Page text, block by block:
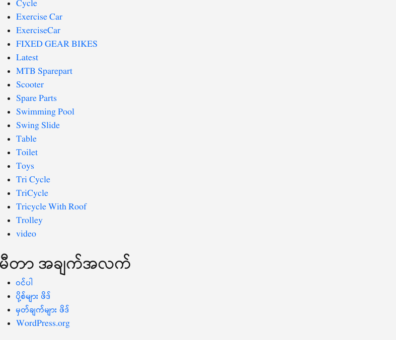
Cycle
Exercise Car
ExerciseCar
FIXED GEAR BIKES
Latest
MTB Sparepart
Scooter
Spare Parts
Swimming Pool
Swing Slide
Table
Toilet
Toys
Tri Cycle
TriCycle
Tricycle With Roof
Trolley
video
မီတာ အချက်အလက်
ဝင်ပါ
ပို့စ်များ ဖိဒ်
မှတ်ချက်များ ဖိဒ်
WordPress.org